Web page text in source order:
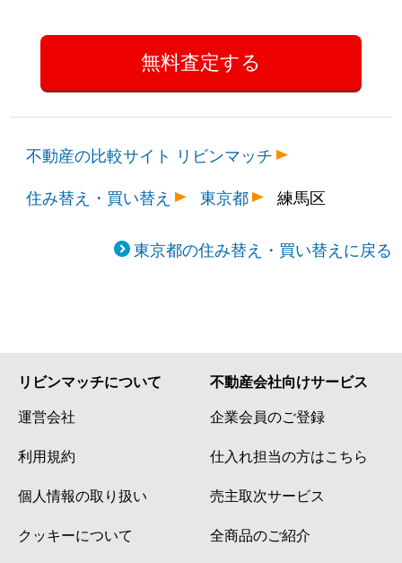
不動産の比較サイト リビンマッチ
住み替え・買い替え
東京都 練馬区
東京都の住み替え・買い替えに戻る
リビンマッチについて
運営会社
利用規約
個人情報の取り扱い
クッキーについて
不動産会社向けサービス
企業会員のご登録
仕入れ担当の方はこちら
売主取次サービス
全商品のご紹介